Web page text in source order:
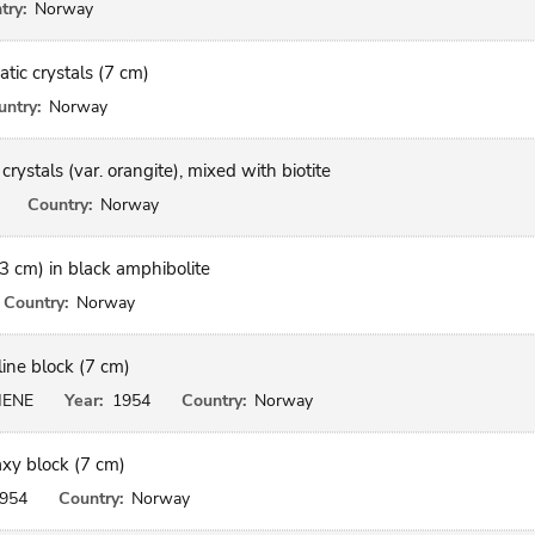
Norway
crystals (7 cm)
Norway
(var. orangite), mixed with biotite
Country: Norway
cm) in black amphibolite
Country: Norway
block (7 cm)
Year: 1954 Country: Norway
block (7 cm)
Country: Norway